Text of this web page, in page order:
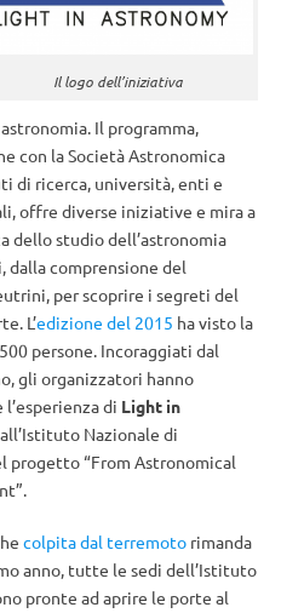
Il logo dell’iniziativa
Il programma,
con la Società Astronomica
di ricerca, università, enti e
offre diverse iniziative e mira a
dello studio dell’astronomia
dalla comprensione del
per scoprire i segreti del
L’edizione del 2015 ha visto la
persone. Incoraggiati dal
gli organizzatori hanno
di Light in
Nazionale di
progetto “From Astronomical
colpita dal terremoto rimanda
anno, tutte le sedi dell’Istituto
pronte ad aprire le porte al